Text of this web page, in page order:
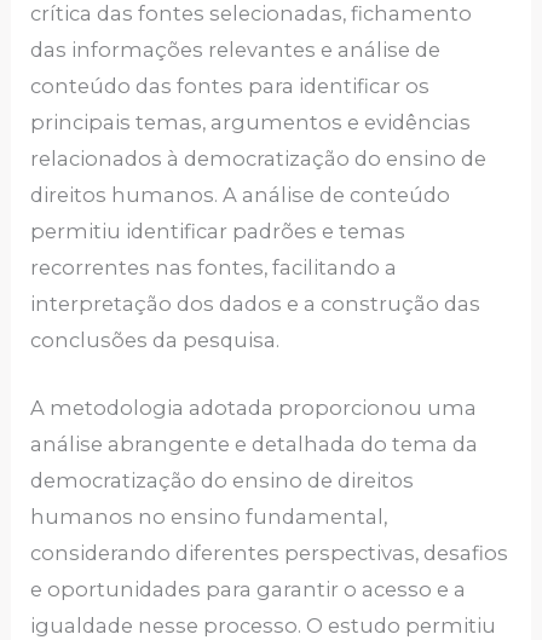
crítica das fontes selecionadas, fichamento
das informações relevantes e análise de
conteúdo das fontes para identificar os
principais temas, argumentos e evidências
relacionados à democratização do ensino de
direitos humanos. A análise de conteúdo
permitiu identificar padrões e temas
recorrentes nas fontes, facilitando a
interpretação dos dados e a construção das
conclusões da pesquisa.
A metodologia adotada proporcionou uma
análise abrangente e detalhada do tema da
democratização do ensino de direitos
humanos no ensino fundamental,
considerando diferentes perspectivas, desafios
e oportunidades para garantir o acesso e a
igualdade nesse processo. O estudo permitiu